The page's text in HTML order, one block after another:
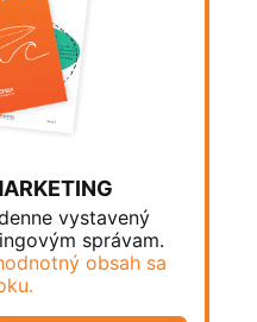
vystavený
správam.
obsah sa